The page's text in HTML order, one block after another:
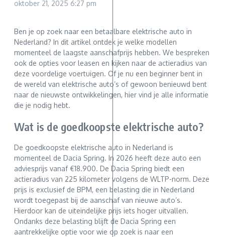
oktober 21, 2025 6:27 pm
Ben je op zoek naar een betaalbare elektrische auto in
Nederland? In dit artikel ontdek je welke modellen
momenteel de laagste aanschafprijs hebben. We bespreken
ook de opties voor leasen en kijken naar de actieradius van
deze voordelige voertuigen. Of je nu een beginner bent in
de wereld van elektrische auto’s of gewoon benieuwd bent
naar de nieuwste ontwikkelingen, hier vind je alle informatie
die je nodig hebt.
Wat is de goedkoopste elektrische auto?
De goedkoopste elektrische auto in Nederland is
momenteel de Dacia Spring. In 2026 heeft deze auto een
adviesprijs vanaf €18.900. De Dacia Spring biedt een
actieradius van 225 kilometer volgens de WLTP-norm. Deze
prijs is exclusief de BPM, een belasting die in Nederland
wordt toegepast bij de aanschaf van nieuwe auto’s.
Hierdoor kan de uiteindelijke prijs iets hoger uitvallen.
Ondanks deze belasting blijft de Dacia Spring een
aantrekkelijke optie voor wie op zoek is naar een